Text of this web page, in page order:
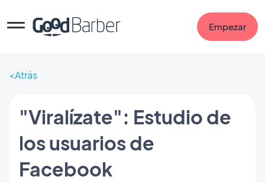
Empezar
Atrás
"Viralízate": Estudio de
los usuarios de
Facebook